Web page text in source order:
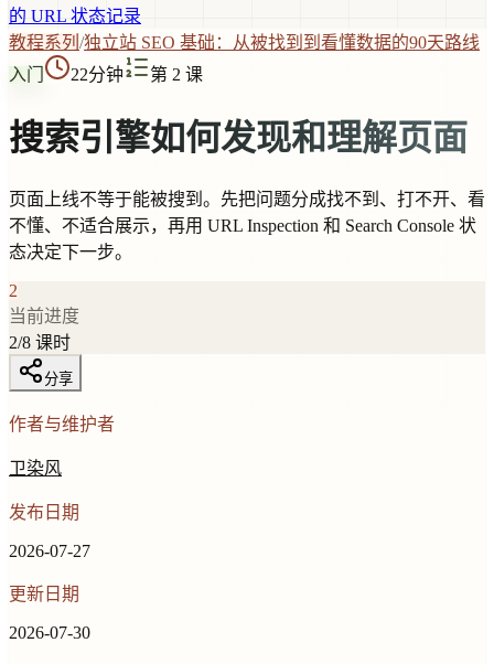
的 URL 状态记录
教程系列 /独立站 SEO 基础：从被找到到看懂数据的90天路线
入门
22分钟 第 2 课
搜索引擎如何发现和理解页面
页面上线不等于能被搜到。先把问题分成找不到、打不开、看
不懂、不适合展示，再用 URL Inspection 和 Search Console 状
态决定下一步。
2
当前进度
2/8 课时
分享
作者与维护者
卫染风
发布日期
2026-07-27
更新日期
2026-07-30